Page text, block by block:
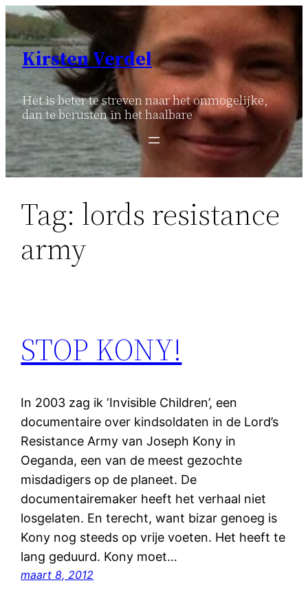
Ga
naar
inhoud
Kirsten Verdel
Het is beter te streven naar het onmogelijke,
dan te berusten in het haalbare
Tag: lords resistance
army
STOP KONY!
In 2003 zag ik ‘Invisible Children’, een
documentaire over kindsoldaten in de Lord’s
Resistance Army van Joseph Kony in
Oeganda, een van de meest gezochte
misdadigers op de planeet. De
documentairemaker heeft het verhaal niet
losgelaten. En terecht, want bizar genoeg is
Kony nog steeds op vrije voeten. Het heeft te
lang geduurd. Kony moet…
maart 8, 2012